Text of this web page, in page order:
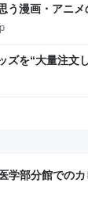
う漫画・アニメ
ズを“大量注
月6日掲載）｜
学部分館での